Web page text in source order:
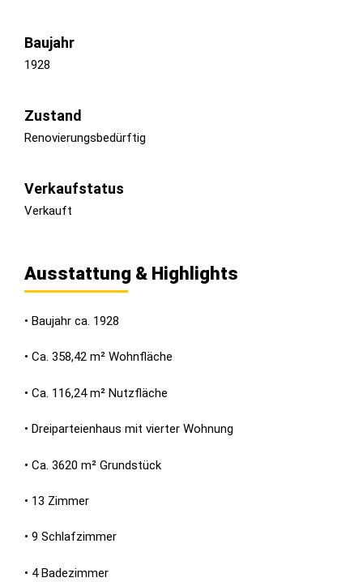
Baujahr
1928
Zustand
Renovierungsbedürftig
Verkaufstatus
Verkauft
Ausstattung & Highlights
• Baujahr ca. 1928
• Ca. 358,42 m² Wohnfläche
• Ca. 116,24 m² Nutzfläche
• Dreiparteienhaus mit vierter Wohnung
• Ca. 3620 m² Grundstück
• 13 Zimmer
• 9 Schlafzimmer
• 4 Badezimmer